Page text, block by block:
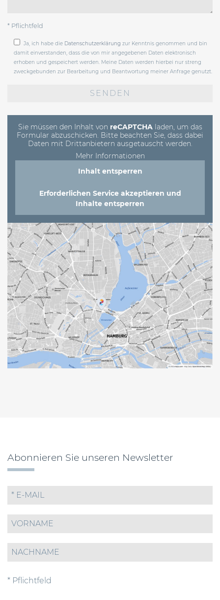
* Pflichtfeld
Ja, ich habe die Datenschutzerklärung zur Kenntnis genommen und bin
damit einverstanden, dass die von mir angegebenen Daten elektronisch
erhoben und gespeichert werden. Meine Daten werden hierbei nur streng
zweckgebunden zur Bearbeitung und Beantwortung meiner Anfrage genutzt.
Sie müssen den Inhalt von reCAPTCHAladen, um das
Formular abzuschicken. Bitte beachten Sie, dass dabei
Daten mit Drittanbietern ausgetauscht werden.
Mehr Informationen
Inhalt entsperren
Erforderlichen Service akzeptieren und
Inhalte entsperren
Abonnieren Sie unseren Newsletter
* Pflichtfeld